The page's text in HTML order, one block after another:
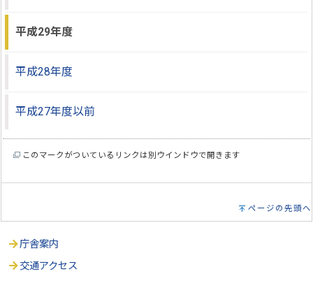
平成29年度
平成28年度
平成27年度以前
このマークがついているリンクは別ウインドウで開きます
ページの先頭へ
庁舎案内
交通アクセス